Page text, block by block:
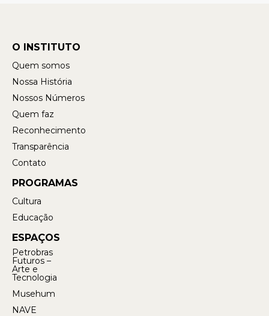
O INSTITUTO
Quem somos
Nossa História
Nossos Números
Quem faz
Reconhecimento
Transparência
Contato
PROGRAMAS
Cultura
Educação
ESPAÇOS
Petrobras
Futuros –
Arte e
Tecnologia
Musehum
NAVE